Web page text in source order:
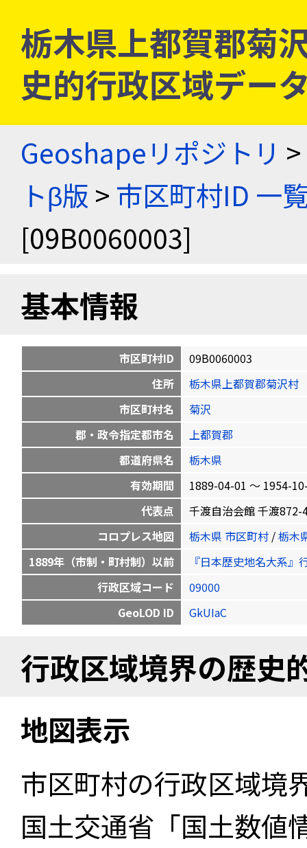
栃木県上都賀郡菊
史的行政区域デー
Geoshapeリポジトリ >
トβ版 > 市区町村ID 一
[09B0060003]
基本情報
市区町村ID
09B0060003
住所
栃木県上都賀郡菊沢村
市区町村名
菊沢
郡・政令指定都市名
上都賀郡
都道府県名
栃木県
有効期間
1889-04-01 〜 1954-
代表点
千渡自治会館 千渡
コロプレス地図
栃木県 市区町村 /栃木
1889年（市制・町村制）以前
『日本歴史地名大系
行政区域コード
09000
GeoLOD ID
GkUIaC
行政区域境界の歴史
地図表示
市区町村の行政区域境
国土交通省「国土数値